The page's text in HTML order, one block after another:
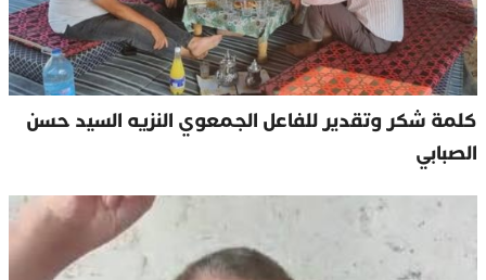
كلمة شكر وتقدير للفاعل الجمعوي النزيه السيد حسن
الصبابي